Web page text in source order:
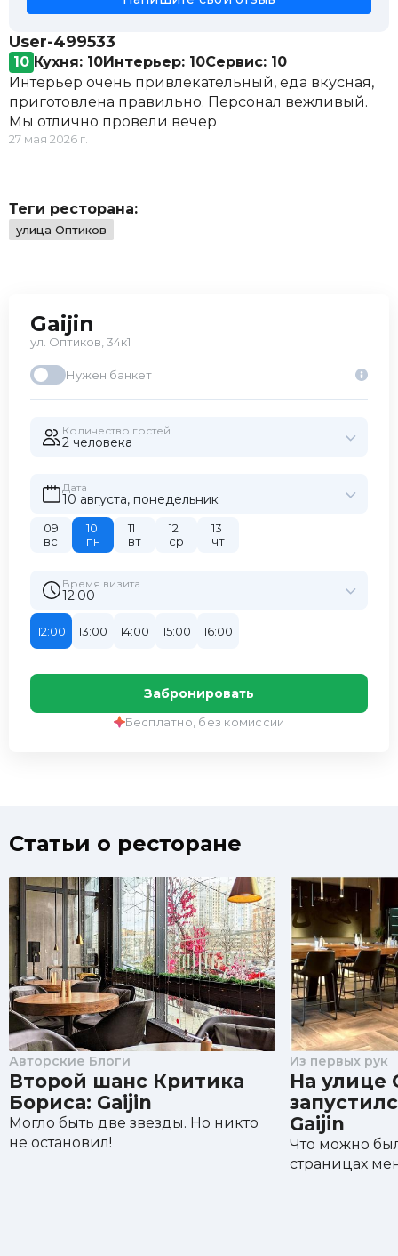
и соусом унаги
Стейк из лосося с рисом песто
Стейк из тунца с мини-картофелем
Вок
Вок удон с креветками
650 ₽
Вок рис с курицей
550 ₽
Вок удон с говядиной
User-499533
10 Кухня: 10Интерьер: 10Сервис: 10
Интерьер очень привлекательный, еда вкусная,
приготовлена правильно. Персонал вежливый.
Мы отлично провели вечер
27 мая 2026 г.
Теги ресторана:
улица Оптиков
Gaijin
ул. Оптиков, 34к1
Нужен банкет
Количество гостей
2 человекa
Дата
10 августа, понедельник
09
вс
10
пн
11
вт
12
ср
13
чт
Время визита
12:00
12:00 13:00 14:00 15:00 16:00
Забронировать
Бесплатно, без комиссии
Статьи о ресторане
Авторские Блоги
Второй шанс Критика
Бориса: Gaijin
Могло быть две звезды. Но никто
не остановил!
Из первых рук
На улице
Gaijin
Что можно
страницах